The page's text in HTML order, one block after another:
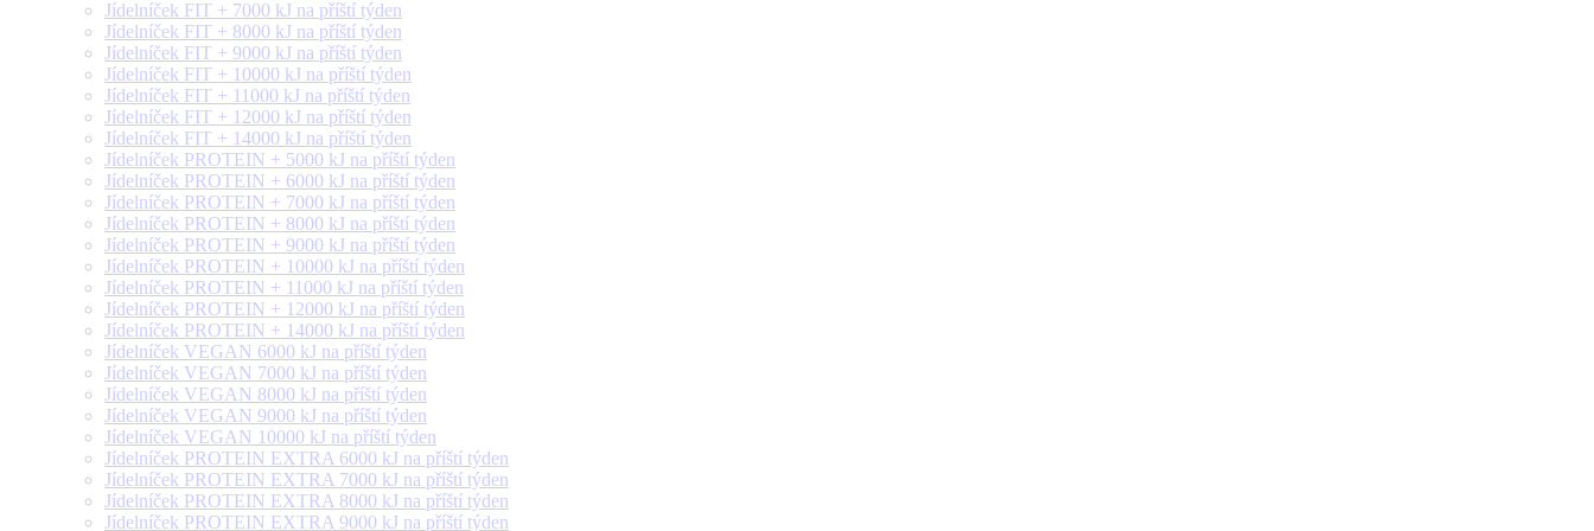
Jídelníček FIT + 7000 kJ na příští týden
Jídelníček FIT + 8000 kJ na příští týden
Jídelníček FIT + 9000 kJ na příští týden
Jídelníček FIT + 10000 kJ na příští týden
Jídelníček FIT + 11000 kJ na příští týden
Jídelníček FIT + 12000 kJ na příští týden
Jídelníček FIT + 14000 kJ na příští týden
Jídelníček PROTEIN + 5000 kJ na příští týden
Jídelníček PROTEIN + 6000 kJ na příští týden
Jídelníček PROTEIN + 7000 kJ na příští týden
Jídelníček PROTEIN + 8000 kJ na příští týden
Jídelníček PROTEIN + 9000 kJ na příští týden
Jídelníček PROTEIN + 10000 kJ na příští týden
Jídelníček PROTEIN + 11000 kJ na příští týden
Jídelníček PROTEIN + 12000 kJ na příští týden
Jídelníček PROTEIN + 14000 kJ na příští týden
Jídelníček VEGAN 6000 kJ na příští týden
Jídelníček VEGAN 7000 kJ na příští týden
Jídelníček VEGAN 8000 kJ na příští týden
Jídelníček VEGAN 9000 kJ na příští týden
Jídelníček VEGAN 10000 kJ na příští týden
Jídelníček PROTEIN EXTRA 6000 kJ na příští týden
Jídelníček PROTEIN EXTRA 7000 kJ na příští týden
Jídelníček PROTEIN EXTRA 8000 kJ na příští týden
Jídelníček PROTEIN EXTRA 9000 kJ na příští týden